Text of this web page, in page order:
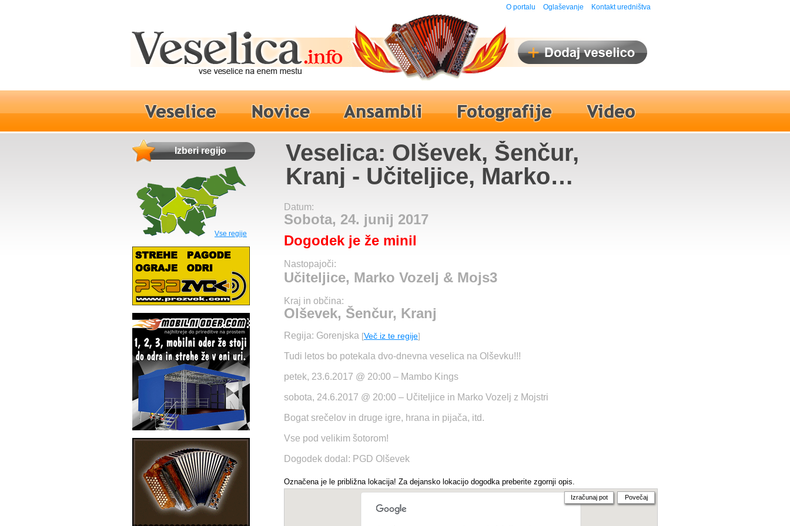
O portalu Oglaševanje Kontakt uredništva
Izberi regijo
Vse regije
Veselica: Olševek, Šenčur,
Kranj - Učiteljice, Marko
Vozelj & Mojs3
Datum:
Sobota, 24. junij 2017
Dogodek je že minil
Nastopajoči:
Učiteljice, Marko Vozelj & Mojs3
Kraj in občina:
Olševek, Šenčur, Kranj
Regija: Gorenjska [Več iz te regije]
Tudi letos bo potekala dvo-dnevna veselica na Olševku!!!
petek, 23.6.2017 @ 20:00 – Mambo Kings
sobota, 24.6.2017 @ 20:00 – Učiteljice in Marko Vozelj z Mojstri
Bogat srečelov in druge igre, hrana in pijača, itd.
Vse pod velikim šotorom!
Dogodek dodal: PGD Olševek
Označena je le približna lokacija! Za dejansko lokacijo dogodka preberite zgornji opis.
Izračunaj pot Povečaj